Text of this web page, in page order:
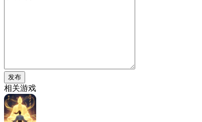
发布
相关游戏